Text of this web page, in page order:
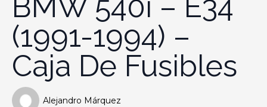
(1991-1994) –
Caja De Fusibles
Alejandro Márquez